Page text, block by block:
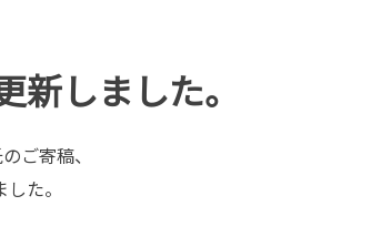
新しました。
ご寄稿、
ました。